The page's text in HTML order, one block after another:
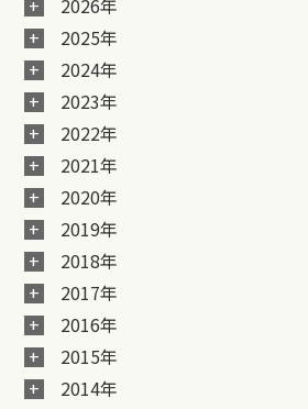
2026年
2025年
2024年
2023年
2022年
2021年
2020年
2019年
2018年
2017年
2016年
2015年
2014年